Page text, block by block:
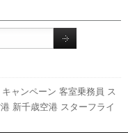
キャンペーン 客室乗務員 ス
新千歳空港 スターフライ